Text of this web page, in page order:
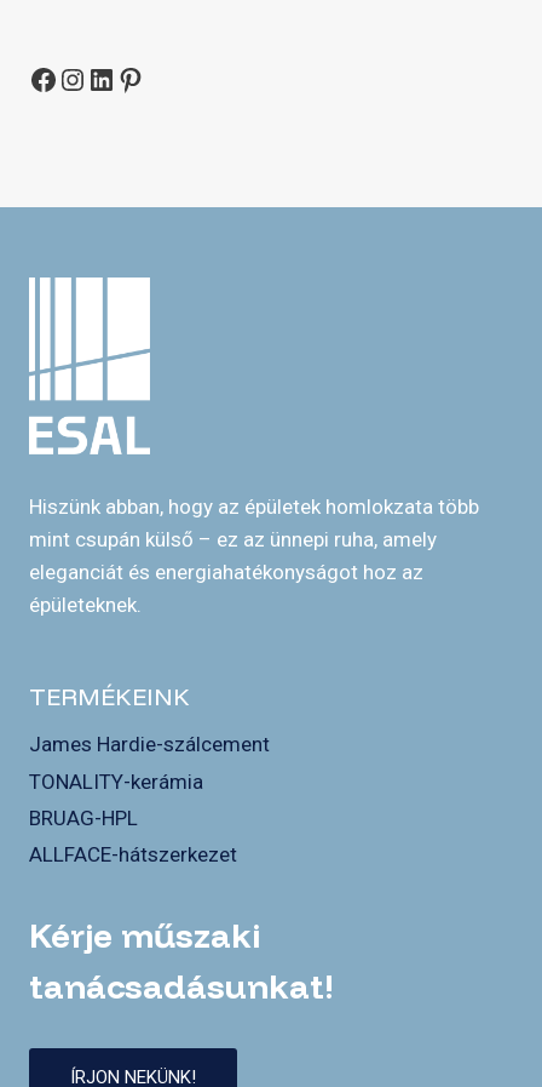
Facebook
Instagram
LinkedIn
Pinterest
Hiszünk abban, hogy az épületek homlokzata több
mint csupán külső – ez az ünnepi ruha, amely
eleganciát és energiahatékonyságot hoz az
épületeknek.
TERMÉKEINK
James Hardie-szálcement
TONALITY-kerámia
BRUAG-HPL
ALLFACE-hátszerkezet
Kérje műszaki
tanácsadásunkat!
ÍRJON NEKÜNK!